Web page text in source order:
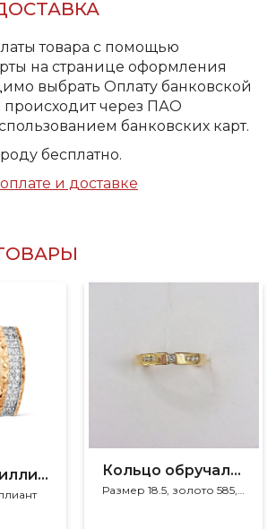
товара с помощью
на странице оформления
выбрать Оплату банковской
происходит через ПАО
банковских карт.
бесплатно.
и доставке
Серьги с бриллиантом Кольцо обручальное с бриллиантами
Размер 18.5, золото 585, бриллиант